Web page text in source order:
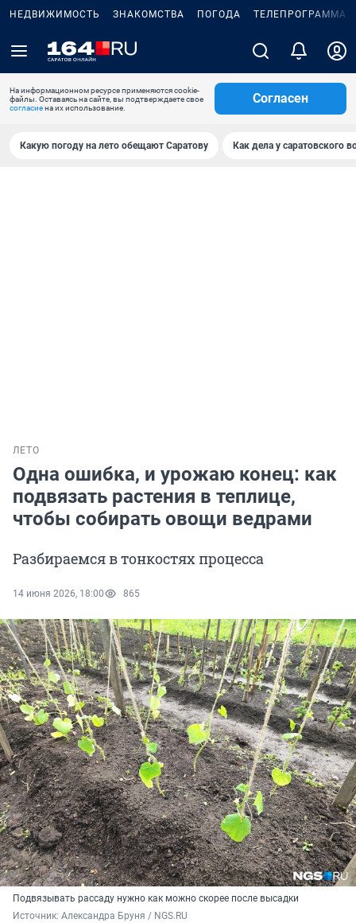
НЕДВИЖИМОСТЬ ЗНАКОМСТВА ПОГОДА ТЕЛЕПРОГРАММА
На информационном ресурсе применяются cookie-
файлы. Оставаясь на сайте, вы подтверждаете свое
согласиена их использование.
Согласен
Какую погоду на лето обещают Саратову Как дела у саратовского
ЛЕТО
Одна ошибка, и урожаю конец: как
подвязать растения в теплице,
чтобы собирать овощи ведрами
Разбираемся в тонкостях процесса
14 июня 2026, 18:00 865
Подвязывать рассаду нужно как можно скорее после высадки
Источник: Александра Бруня / NGS.RU